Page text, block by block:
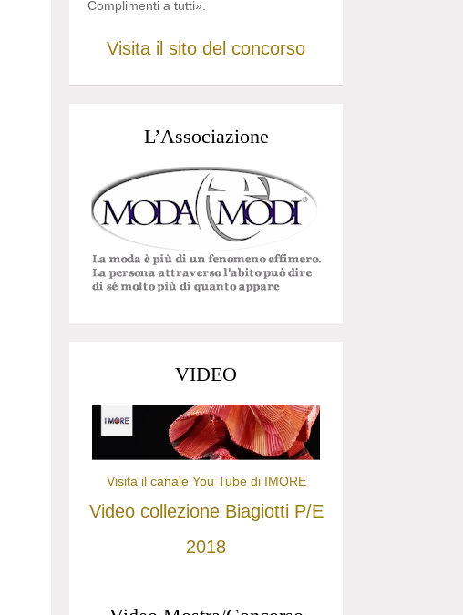
Complimenti a tutti».
Visita il sito del concorso
L’Associazione
VIDEO
Visita il canale You Tube di IMORE
Video collezione Biagiotti P/E
2018